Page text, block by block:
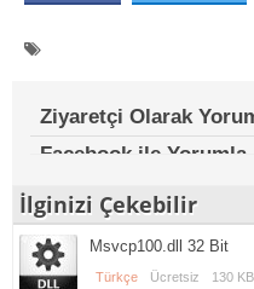
Ziyaretçi Olarak
Facebook ile Yorumla
İlginizi Çekebilir
Msvcp100.dll 32 Bit
Türkçe Ücretsiz 130 KB